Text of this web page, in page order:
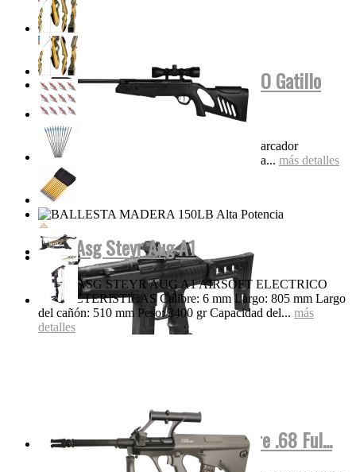
Tippmann Stryker MP1 FUL AUTO Gatillo
Eléctrico...
Características Super liviana y compacta Marcador
electroneumático completo Diseño de válvula... más detalles
M17 COLOR Negra Valken Calibre .68 Ful...
Rifle Asg Steyr Aug A1
RIFLE ASG STEYR AUG A1 AIRSOFT ELECTRICO
CARACTERISTICAS Calibre: 6 mm Largo: 805 mm Largo
del cañón: 510 mm Peso: 3400 gr Capacidad del... más
detalles